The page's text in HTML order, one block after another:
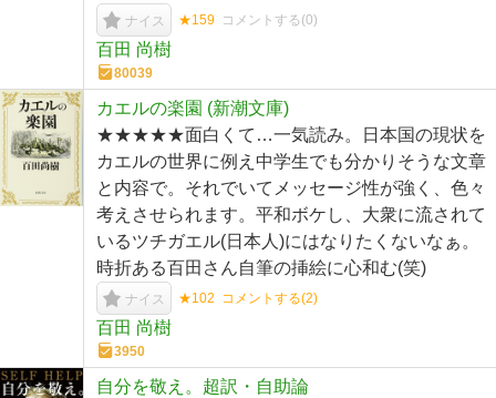
ナイス ★159 コメントする(0)
百田 尚樹
80039
カエルの楽園 (新潮文庫)
★★★★★面白くて…一気読み。日本国の現状を
カエルの世界に例え中学生でも分かりそうな文章
と内容で。それでいてメッセージ性が強く、色々
考えさせられます。平和ボケし、大衆に流されて
いるツチガエル(日本人)にはなりたくないなぁ。
時折ある百田さん自筆の挿絵に心和む(笑)
ナイス ★102 コメントする(2)
百田 尚樹
3950
自分を敬え。超訳・自助論